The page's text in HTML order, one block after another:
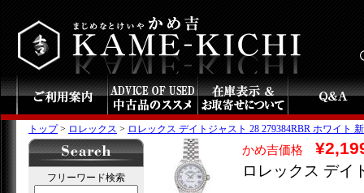
トップ > ロレックス > ロレックス デイトジャスト 28 279384RBR ホワイト
フリーワード検索
かめ吉価格
ロレックス デイ